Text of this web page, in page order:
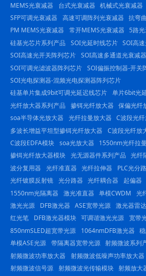
MEMS光衰减器
台式光衰减器 机械式光衰减器
SFP可调光衰减器
高速可调阵列光衰减器 抗弯
PM MEMS光衰减器
常开MEMS光衰减器 5路
硅基光芯片系列产品
SOI光延时线芯片 SOI高
SOI高速光开关阵列芯片 SOI高速多通道光衰减
SOI可调光滤波器阵列芯片 SOI偏振控制器-开关
SOI光电探测器-混频光电探测器阵列芯片
硅基单片集成9bit可调光延迟线芯片 单片6bit光
光纤放大器系列产品
掺铒光纤放大器 保偏光纤
soa半导体光放大器
光纤拉曼放大器 C波段光
多波长增益平坦型掺铒光纤放大器
C波段光纤放
C波段EDFA模块 soa光放大器
1550nm光纤拉
掺铒光纤放大器模块 光无源器件系列产品 光纤
波分复用器
光纤准直器 光纤拉伸器 PLC光分
光纤镀膜反射镜 光分路器 光纤耦合器 起偏器
1550nm光隔离器
激光准直器 单模CWDM 光
激光光源
DFB激光器 ASE宽带光源 激光器雷
红光笔
DFB激光器模块 可调谐激光光源 宽带
850nmSLED超宽带光源
1064nmDFB激光器
单模ASE光源 带隔离器宽带光源 射频微波系列
射频微波功率放大器
射频微波低噪声功率放大器
射频微波信号源 射频微波光传输模块 射频放大